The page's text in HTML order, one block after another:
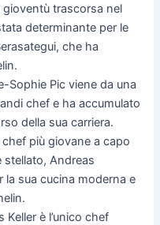
gioventù trascorsa nel
determinante per le
che ha
Sophie Pic viene da una
chef e ha accumulato
della sua carriera.
chef più giovane a capo
Andreas
la sua cucina moderna e
Keller è l’unico chef